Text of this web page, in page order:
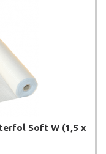
Soft W (1,5 х